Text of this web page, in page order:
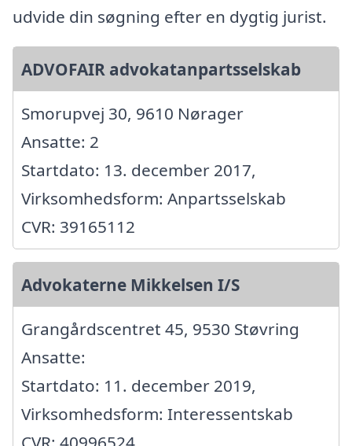
udvide din søgning efter en dygtig jurist.
ADVOFAIR advokatanpartsselskab
Smorupvej 30, 9610 Nørager
Ansatte: 2
Startdato: 13. december 2017,
Virksomhedsform: Anpartsselskab
CVR: 39165112
Advokaterne Mikkelsen I/S
Grangårdscentret 45, 9530 Støvring
Ansatte:
Startdato: 11. december 2019,
Virksomhedsform: Interessentskab